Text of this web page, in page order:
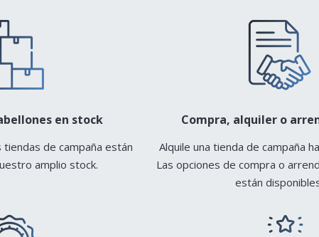
en stock
de campaña están
amplio stock.
Compra, alquiler o
Alquile una tienda de campaña
Las opciones de compra o
están